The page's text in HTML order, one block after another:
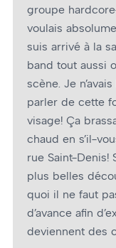
groupe
voulais
suis arrivé à la
band tout aussi
scène. Je
parler de cette
visage! Ça
chaud en s’il-
rue Saint-Denis!
plus belles
quoi il ne faut
d’avance afin
deviennent des